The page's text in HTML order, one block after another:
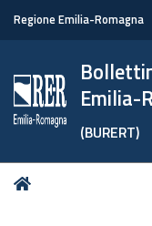
Regione Emilia-Romagna
Emilia-
(BURERT)
Tu